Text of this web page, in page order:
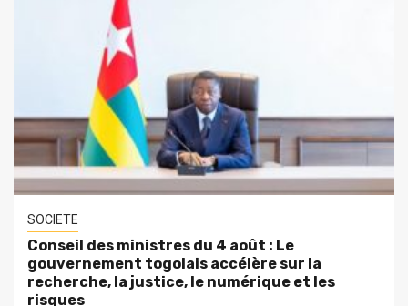
SOCIETE
Conseil des ministres du 4 août : Le
gouvernement togolais accélère sur la
recherche, la justice, le numérique et les
risques